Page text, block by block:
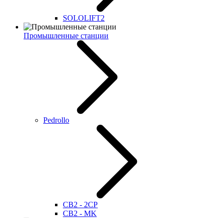
SOLOLIFT2
Промышленные станции
Pedrollo
CB2 - 2CP
CB2 - MK